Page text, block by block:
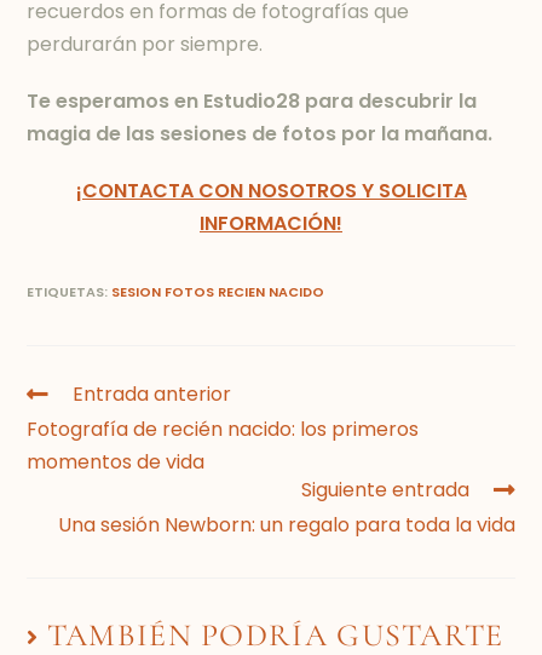
recuerdos en formas de fotografías que
perdurarán por siempre.
Te esperamos en Estudio28 para descubrir la
magia de las sesiones de fotos por la mañana.
¡CONTACTA CON NOSOTROS Y SOLICITA
INFORMACIÓN!
ETIQUETAS: SESION FOTOS RECIEN NACIDO
Entrada anterior
Fotografía de recién nacido: los primeros
momentos de vida
Siguiente entrada
Una sesión Newborn: un regalo para toda la vida
TAMBIÉN PODRÍA GUSTARTE